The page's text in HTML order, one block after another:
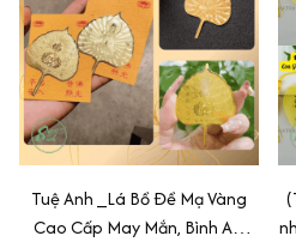
Tuệ Anh _Lá Bồ Đề Mạ Vàng
Cao Cấp May Mắn, Bình An,